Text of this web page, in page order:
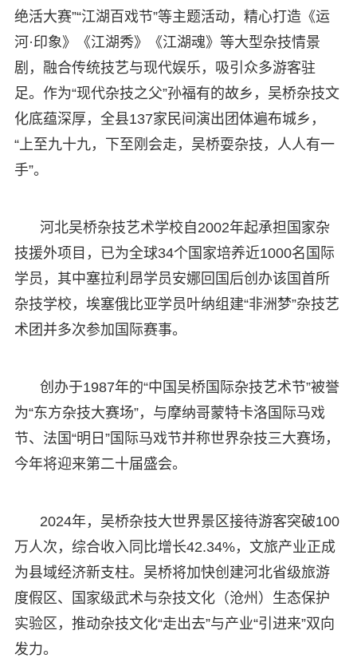
绝活大赛”“江湖百戏节”等主题活动，精心打造《运
河·印象》《江湖秀》《江湖魂》等大型杂技情景
剧，融合传统技艺与现代娱乐，吸引众多游客驻
足。作为“现代杂技之父”孙福有的故乡，吴桥杂技文
化底蕴深厚，全县137家民间演出团体遍布城乡，
“上至九十九，下至刚会走，吴桥耍杂技，人人有一
手”。
河北吴桥杂技艺术学校自2002年起承担国家杂
技援外项目，已为全球34个国家培养近1000名国际
学员，其中塞拉利昂学员安娜回国后创办该国首所
杂技学校，埃塞俄比亚学员叶纳组建“非洲梦”杂技艺
术团并多次参加国际赛事。
创办于1987年的“中国吴桥国际杂技艺术节”被誉
为“东方杂技大赛场”，与摩纳哥蒙特卡洛国际马戏
节、法国“明日”国际马戏节并称世界杂技三大赛场，
今年将迎来第二十届盛会。
2024年，吴桥杂技大世界景区接待游客突破100
万人次，综合收入同比增长42.34%，文旅产业正成
为县域经济新支柱。吴桥将加快创建河北省级旅游
度假区、国家级武术与杂技文化（沧州）生态保护
实验区，推动杂技文化“走出去”与产业“引进来”双向
发力。